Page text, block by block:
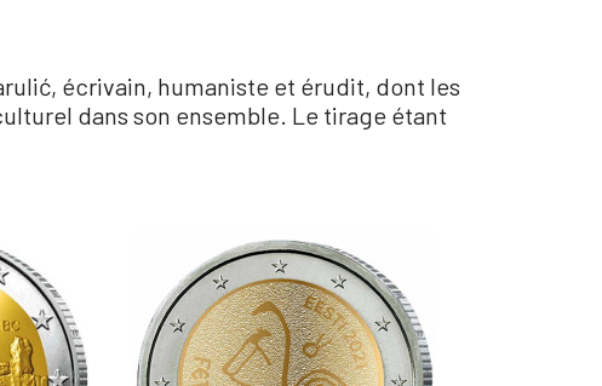
écrivain, humaniste et érudit, dont les
dans son ensemble. Le tirage étant